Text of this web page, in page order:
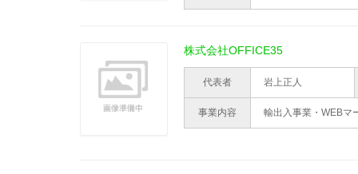
株式会社OFFICE35
代表者 岩上正人
事業内容 輸出入事業・WEBマ